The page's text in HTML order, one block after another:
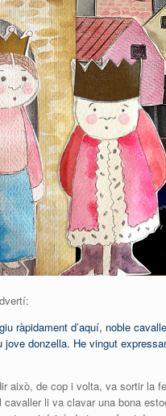
ràpidament d’aquí, noble
donzella. He vingut
això, de cop i volta, va sortir la
li va clavar una bona